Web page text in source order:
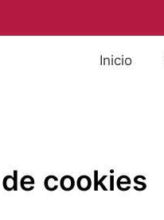
Inicio
cookies